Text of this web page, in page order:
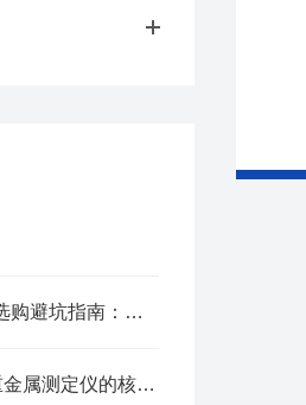
多参数水质检测仪选购避坑指南：从COD到重金属全覆盖
TE-5500G便携式重金属测定仪的核心特点介绍